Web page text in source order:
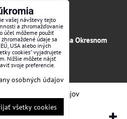
registri vedenom na Okresnom
R odd. s.r.o.
ochrany osobných údajov
vašej návštevy tejto
a zhromažďovanie
účel môžeme použiť
údaje sa
USA alebo iných
cookies“ vyjadrujete
Nižšie môžete nájsť
svoje preferencie.
osobných údajov
všetky cookies